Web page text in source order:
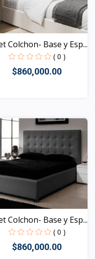
Colchon- Base y Esp...
( 0 )
$860,000.00
Colchon- Base y Esp...
( 0 )
$860,000.00